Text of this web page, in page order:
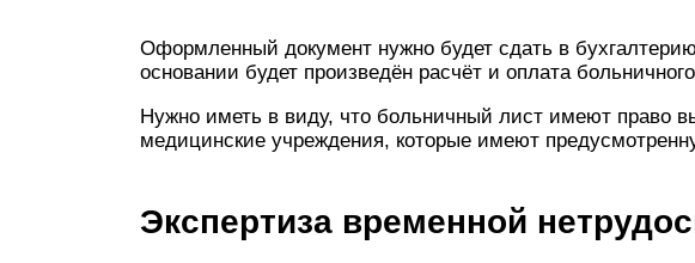
Оформленный документ нужно будет сдать в
основании будет произведён расчёт и оплата
Нужно иметь в виду, что больничный лист имеют право
медицинские учреждения, которые имеют
Экспертиза временной